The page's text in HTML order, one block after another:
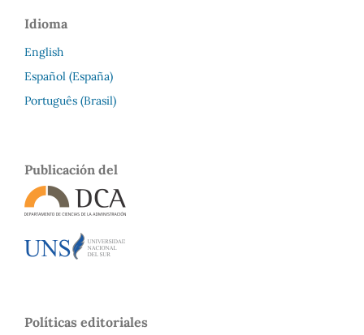
Idioma
English
Español (España)
Português (Brasil)
Publicación del
Políticas editoriales